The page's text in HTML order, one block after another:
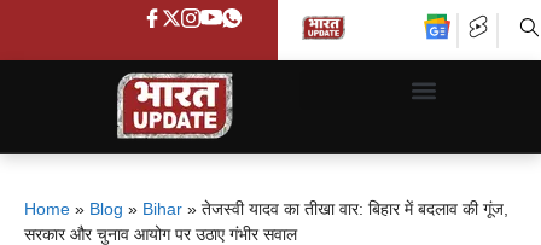
Home » Blog » Bihar » तेजस्वी यादव का तीखा वार: बिहार में बदलाव की गूंज,
सरकार और चुनाव आयोग पर उठाए गंभीर सवाल